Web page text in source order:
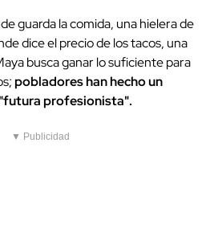
guarda la comida, una hielera de
dice el precio de los tacos, una
busca ganar lo suficiente para
pobladores han hecho un
profesionista".
▼ Publicidad